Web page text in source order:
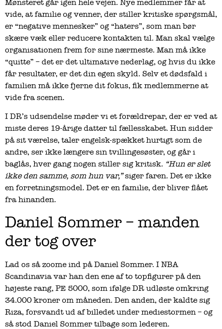
Mønsteret går igen hele vejen. Nye medlemmer får at
vide, at familie og venner, der stiller kritiske spørgsmål,
er “negative mennesker” og “haters”, som man bør
skære væk eller reducere kontakten til. Man skal vælge
organisationen frem for sine nærmeste. Man må ikke
“quitte” – det er det ultimative nederlag, og hvis du ikke
får resultater, er det din egen skyld. Selv et dødsfald i
familien må ikke fjerne dit fokus, fik medlemmerne at
vide fra scenen.
I DR’s udsendelse møder vi et forældrepar, der er ved at
miste deres 19-årige datter til fællesskabet. Hun sidder
på sit værelse, taler engelsk-spækket hurtigt som de
andre, ser ikke længere sin tvillingesøster, og går i
baglås, hver gang nogen stiller sig kritisk. “Hun er slet
ikke den samme, som hun var,”siger faren. Det er ikke
en forretningsmodel. Det er en familie, der bliver flået
fra hinanden.
Daniel Sommer – manden
der tog over
Lad os så zoome ind på Daniel Sommer. I NBA
Scandinavia var han den ene af to topfigurer på den
højeste rang, PE 5000, som ifølge DR udløste omkring
34.000 kroner om måneden. Den anden, der kaldte sig
Riza, forsvandt ud af billedet under mediestormen – og
så stod Daniel Sommer tilbage som lederen.